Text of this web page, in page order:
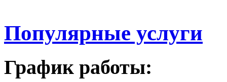
Популярные услуги
График работы: